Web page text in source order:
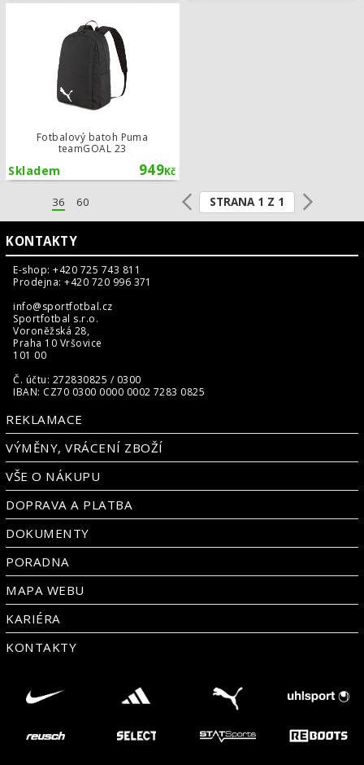
Fotbalový batoh Puma
teamGOAL 23
949Kč
Skladem
36 60 STRANA 1 Z 1
KONTAKTY
E-shop: +420 725 743 811
Prodejna: +420 720 996 371
info@sportfotbal.cz
Sportfotbal s.r.o.
Voroněžská 28,
Praha 10 Vršovice
101 00
Č. účtu: 272830825 / 0300
IBAN: CZ70 0300 0000 0002 7283 0825
REKLAMACE
VÝMĚNY, VRÁCENÍ ZBOŽÍ
VŠE O NÁKUPU
DOPRAVA A PLATBA
DOKUMENTY
PORADNA
MAPA WEBU
KARIÉRA
KONTAKTY